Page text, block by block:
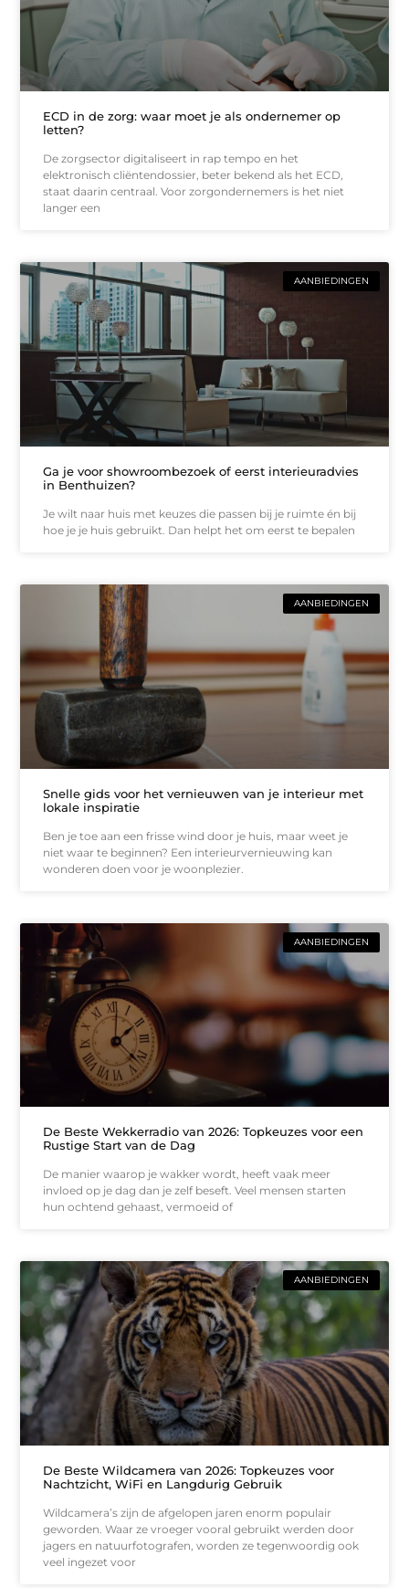
ECD in de zorg: waar moet je als ondernemer op
letten?
De zorgsector digitaliseert in rap tempo en het
elektronisch cliëntendossier, beter bekend als het ECD,
staat daarin centraal. Voor zorgondernemers is het niet
langer een
AANBIEDINGEN
Ga je voor showroombezoek of eerst interieuradvies
in Benthuizen?
Je wilt naar huis met keuzes die passen bij je ruimte én bij
hoe je je huis gebruikt. Dan helpt het om eerst te bepalen
AANBIEDINGEN
Snelle gids voor het vernieuwen van je interieur met
lokale inspiratie
Ben je toe aan een frisse wind door je huis, maar weet je
niet waar te beginnen? Een interieurvernieuwing kan
wonderen doen voor je woonplezier.
AANBIEDINGEN
De Beste Wekkerradio van 2026: Topkeuzes voor een
Rustige Start van de Dag
De manier waarop je wakker wordt, heeft vaak meer
invloed op je dag dan je zelf beseft. Veel mensen starten
hun ochtend gehaast, vermoeid of
AANBIEDINGEN
De Beste Wildcamera van 2026: Topkeuzes voor
Nachtzicht, WiFi en Langdurig Gebruik
Wildcamera’s zijn de afgelopen jaren enorm populair
geworden. Waar ze vroeger vooral gebruikt werden door
jagers en natuurfotografen, worden ze tegenwoordig ook
veel ingezet voor